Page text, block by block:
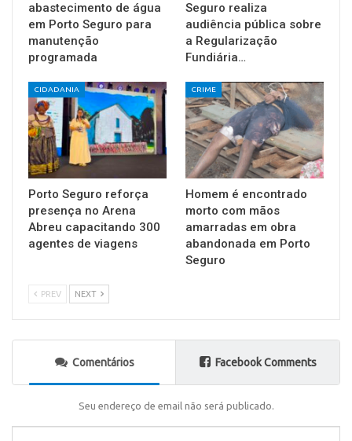
abastecimento de água
em Porto Seguro para
manutenção
programada
Seguro realiza
audiência pública sobre
a Regularização
Fundiária…
CIDADANIA
Porto Seguro reforça
presença no Arena
Abreu capacitando 300
agentes de viagens
CRIME
Homem é encontrado
morto com mãos
amarradas em obra
abandonada em Porto
Seguro
PREV NEXT
Comentários Facebook Comments
Seu endereço de email não será publicado.